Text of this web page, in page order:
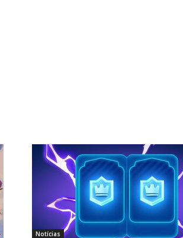
Notícias